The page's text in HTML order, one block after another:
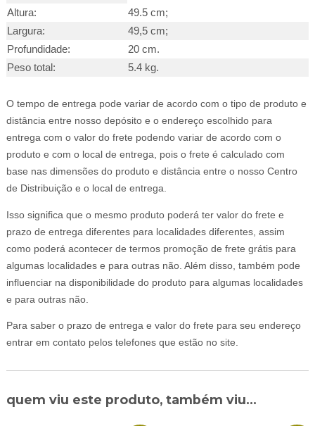
Altura:
49.5 cm;
Largura:
49,5 cm;
Profundidade:
20 cm.
Peso total:
5.4 kg.
O tempo de entrega pode variar de acordo com o tipo de produto e
distância entre nosso depósito e o endereço escolhido para
entrega com o valor do frete podendo variar de acordo com o
produto e com o local de entrega, pois o frete é calculado com
base nas dimensões do produto e distância entre o nosso Centro
de Distribuição e o local de entrega.
Isso significa que o mesmo produto poderá ter valor do frete e
prazo de entrega diferentes para localidades diferentes, assim
como poderá acontecer de termos promoção de frete grátis para
algumas localidades e para outras não. Além disso, também pode
influenciar na disponibilidade do produto para algumas localidades
e para outras não.
Para saber o prazo de entrega e valor do frete para seu endereço
entrar em contato pelos telefones que estão no site.
quem viu este produto, também viu...